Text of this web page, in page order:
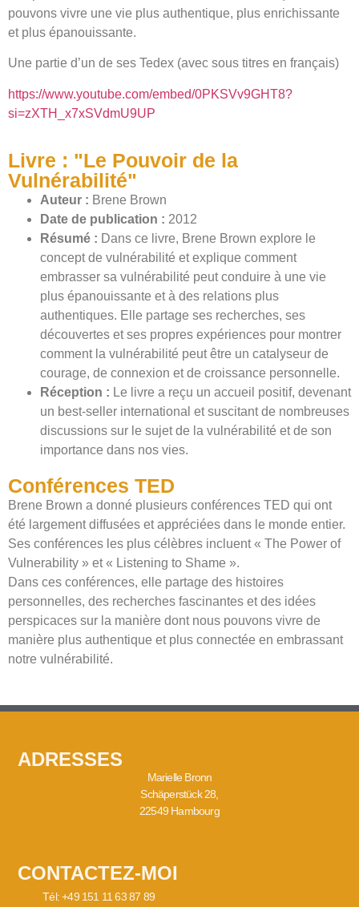
pouvons vivre une vie plus authentique, plus enrichissante
et plus épanouissante.
Une partie d’un de ses Tedex (avec sous titres en français)
https://www.youtube.com/embed/0PKSVv9GHT8?
si=zXTH_x7xSVdmU9UP
Livre : "Le Pouvoir de la
Vulnérabilité"
Auteur : Brene Brown
Date de publication : 2012
Résumé : Dans ce livre, Brene Brown explore le
concept de vulnérabilité et explique comment
embrasser sa vulnérabilité peut conduire à une vie
plus épanouissante et à des relations plus
authentiques. Elle partage ses recherches, ses
découvertes et ses propres expériences pour montrer
comment la vulnérabilité peut être un catalyseur de
courage, de connexion et de croissance personnelle.
Réception : Le livre a reçu un accueil positif, devenant
un best-seller international et suscitant de nombreuses
discussions sur le sujet de la vulnérabilité et de son
importance dans nos vies.
Conférences TED
Brene Brown a donné plusieurs conférences TED qui ont
été largement diffusées et appréciées dans le monde entier.
Ses conférences les plus célèbres incluent « The Power of
Vulnerability » et « Listening to Shame ».
Dans ces conférences, elle partage des histoires
personnelles, des recherches fascinantes et des idées
perspicaces sur la manière dont nous pouvons vivre de
manière plus authentique et plus connectée en embrassant
notre vulnérabilité.
ADRESSES
Marielle Bronn
Schäperstück 28,
22549 Hambourg
CONTACTEZ-MOI
Tél: +49 151 11 63 87 89